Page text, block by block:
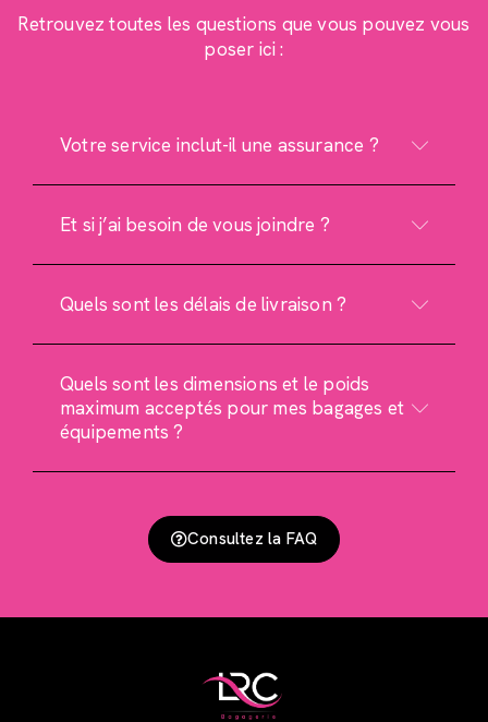
Retrouvez toutes les questions que vous pouvez vous
poser ici :
Votre service inclut-il une assurance ?
Et si j’ai besoin de vous joindre ?
Quels sont les délais de livraison ?
Quels sont les dimensions et le poids
maximum acceptés pour mes bagages et
équipements ?
Consultez la FAQ